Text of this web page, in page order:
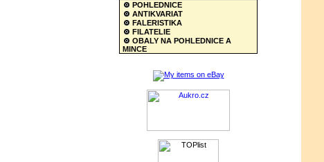
POHLEDNICE
ANTIKVARIAT
FALERISTIKA
FILATELIE
OBALY NA POHLEDNICE A
MINCE